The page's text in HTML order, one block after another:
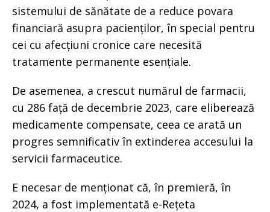
sistemului de sănătate de a reduce povara
financiară asupra pacienților, în special pentru
cei cu afecțiuni cronice care necesită
tratamente permanente esențiale.
De asemenea, a crescut numărul de farmacii,
cu 286 față de decembrie 2023, care eliberează
medicamente compensate, ceea ce arată un
progres semnificativ în extinderea accesului la
servicii farmaceutice.
E necesar de menționat că, în premieră, în
2024, a fost implementată e-Rețeta